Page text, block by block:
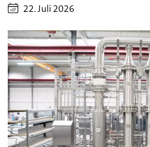
22. Juli 2026